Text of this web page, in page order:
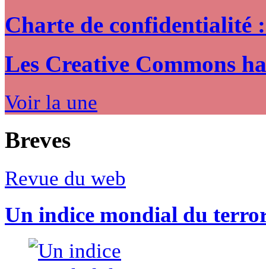
Charte de confidentialité
Les Creative Commons
Voir la une
Breves
Revue du web
Un indice mondial du